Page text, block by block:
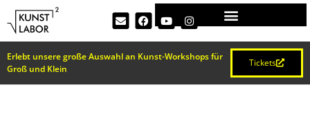
Erlebt unsere große Auswahl an Kunst-Workshops für
Groß und Klein
Tickets